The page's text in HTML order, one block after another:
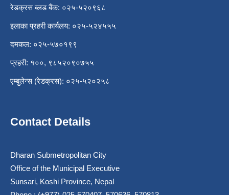
रेडक्रस ब्लड बैंक: ०२५-५२०९६८
इलाका प्रहरी कार्यलय: ०२५-५२४५५५
दमकल: ०२५-५७०१९९
प्रहरी: १००, ९८५२०९०७५५
एम्बुलेन्स (रेडक्रस): ०२५-५२०२५८
Contact Details
Dharan Submetropolitan City
Office of the Municipal Executive
Sunsari, Koshi Province, Nepal